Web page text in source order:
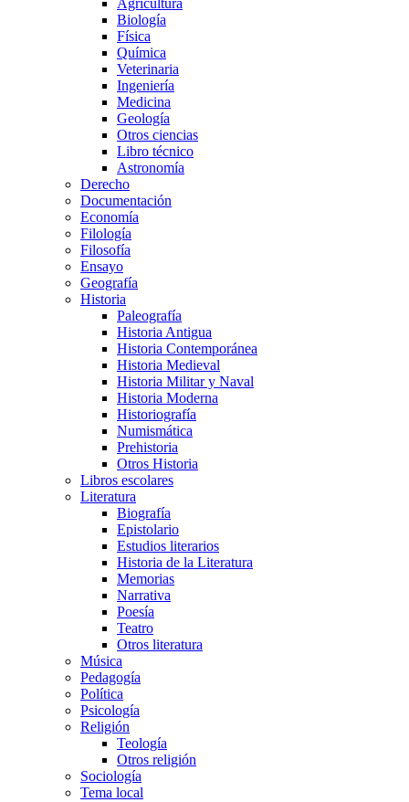
Agricultura
Biología
Física
Química
Veterinaria
Ingeniería
Medicina
Geología
Otros ciencias
Libro técnico
Astronomía
Derecho
Documentación
Economía
Filología
Filosofía
Ensayo
Geografía
Historia
Paleografía
Historia Antigua
Historia Contemporánea
Historia Medieval
Historia Militar y Naval
Historia Moderna
Historiografía
Numismática
Prehistoria
Otros Historia
Libros escolares
Literatura
Biografía
Epistolario
Estudios literarios
Historia de la Literatura
Memorias
Narrativa
Poesía
Teatro
Otros literatura
Música
Pedagogía
Política
Psicología
Religión
Teología
Otros religión
Sociología
Tema local